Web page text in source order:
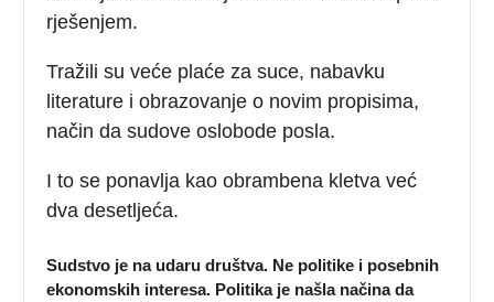
rješenjem.
Tražili su veće plaće za suce, nabavku
literature i obrazovanje o novim propisima,
način da sudove oslobode posla.
I to se ponavlja kao obrambena kletva već
dva desetljeća.
Sudstvo je na udaru društva. Ne politike i posebnih
ekonomskih interesa. Politika je našla načina da